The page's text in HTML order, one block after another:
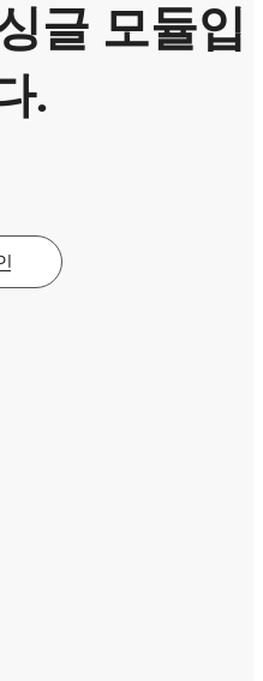
글 모듈입
.